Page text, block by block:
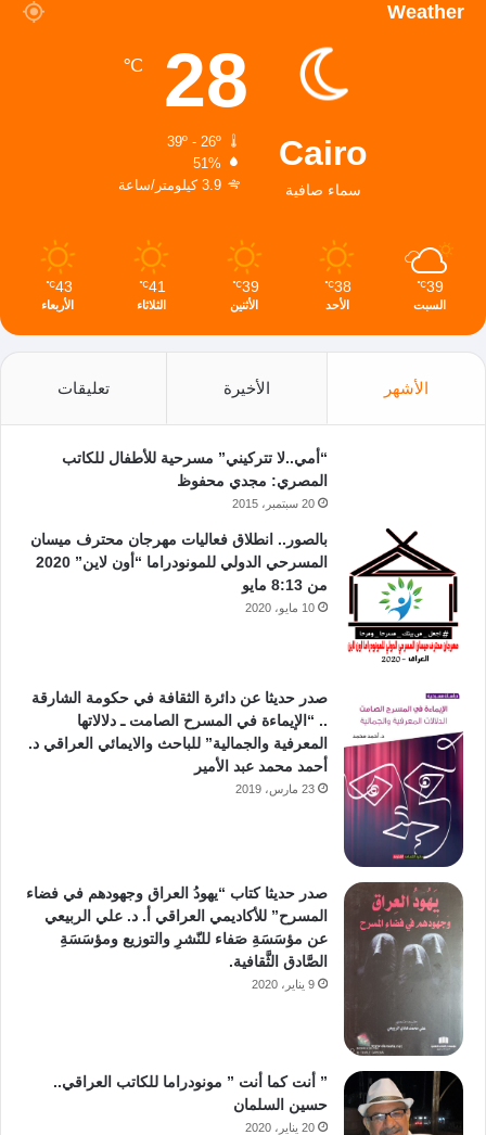
Weather
Cairo
سماء صافية
28
℃
51%
3.9 كيلومتر/ساعة
39
℃
السبت
38
℃
الأحد
39
℃
الأثنين
41
℃
الثلاثاء
43
℃
الأربعاء
الأشهر الأخيرة تعليقات
“أمي..لا تتركيني” مسرحية للأطفال للكاتب
المصري: مجدي محفوظ
20 سبتمبر، 2015
بالصور.. انطلاق فعاليات مهرجان محترف ميسان
المسرحي الدولي للمونودراما “أون لاين” 2020
من 8:13 مايو
10 مايو، 2020
صدر حديثا عن دائرة الثقافة في حكومة الشارقة
.. “الإيماءة في المسرح الصامت ـ دلالاتها
المعرفية والجمالية” للباحث والايمائي العراقي د.
أحمد محمد عبد الأمير
23 مارس، 2019
صدر حديثا كتاب “يهودُ العراق وجهودهم في فضاء
المسرح” للأكاديمي العراقي أ. د. علي الربيعي
عن مؤسَسَةِ صَفاء للنّشرِ والتوزيع ومؤسَسَةِ
الصَّادق الثَّقافية.
9 يناير، 2020
” أنت كما أنت ” مونودراما للكاتب العراقي..
حسين السلمان
20 يناير، 2020